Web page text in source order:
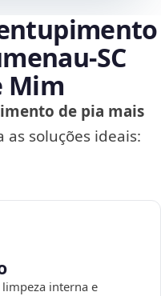
Mim
de pia mais
as soluções ideais:
interna e